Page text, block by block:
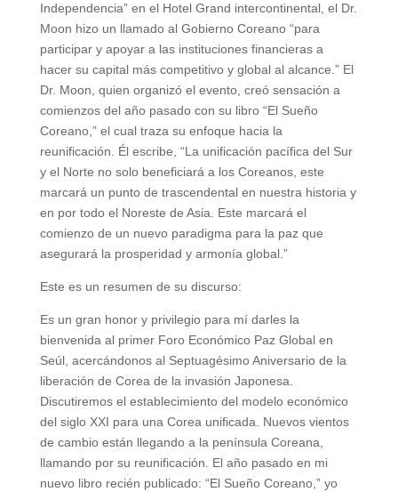
Independencia” en el Hotel Grand intercontinental, el Dr.
Moon hizo un llamado al Gobierno Coreano “para
participar y apoyar a las instituciones financieras a
hacer su capital más competitivo y global al alcance.” El
Dr. Moon, quien organizó el evento, creó sensación a
comienzos del año pasado con su libro “El Sueño
Coreano,” el cual traza su enfoque hacia la
reunificación. Él escribe, “La unificación pacífica del Sur
y el Norte no solo beneficiará a los Coreanos, este
marcará un punto de trascendental en nuestra historia y
en por todo el Noreste de Asia. Este marcará el
comienzo de un nuevo paradigma para la paz que
asegurará la prosperidad y armonía global.”
Este es un resumen de su discurso:
Es un gran honor y privilegio para mí darles la
bienvenida al primer Foro Económico Paz Global en
Seúl, acercándonos al Septuagésimo Aniversario de la
liberación de Corea de la invasión Japonesa.
Discutiremos el establecimiento del modelo económico
del siglo XXI para una Corea unificada. Nuevos vientos
de cambio están llegando a la península Coreana,
llamando por su reunificación. El año pasado en mi
nuevo libro recién publicado: “El Sueño Coreano,” yo